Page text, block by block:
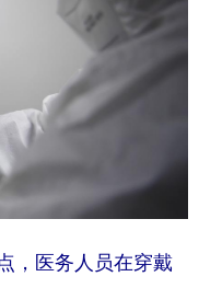
医务人员在穿戴